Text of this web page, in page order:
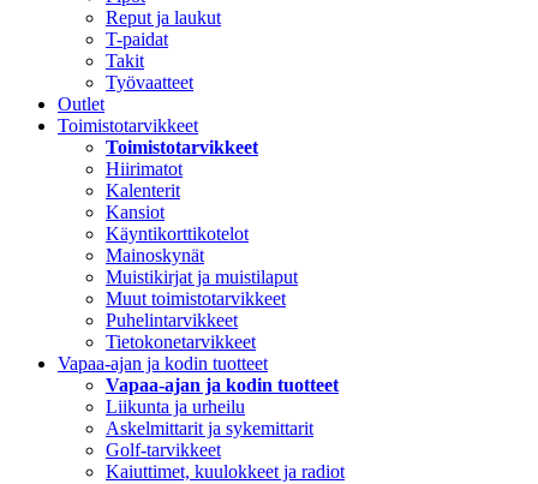
Reput ja laukut
T-paidat
Takit
Työvaatteet
Outlet
Toimistotarvikkeet
Toimistotarvikkeet
Hiirimatot
Kalenterit
Kansiot
Käyntikorttikotelot
Mainoskynät
Muistikirjat ja muistilaput
Muut toimistotarvikkeet
Puhelintarvikkeet
Tietokonetarvikkeet
Vapaa-ajan ja kodin tuotteet
Vapaa-ajan ja kodin tuotteet
Liikunta ja urheilu
Askelmittarit ja sykemittarit
Golf-tarvikkeet
Kaiuttimet, kuulokkeet ja radiot